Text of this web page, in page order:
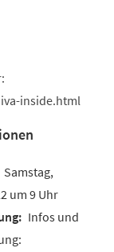
inside.html
Samstag,
um 9 Uhr
Infos und